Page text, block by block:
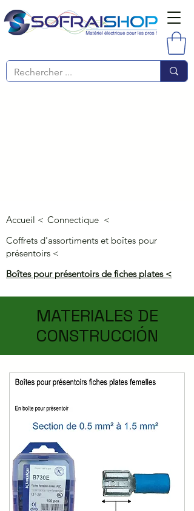
Accueil < Connectique <
Coffrets d'assortiments et boîtes pour
présentoirs <
Boîtes pour présentoirs de fiches plates <
MATERIALES DE
CONSTRUCCIÓN